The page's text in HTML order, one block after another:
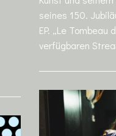
seines 150.
EP. „Le
verfügbaren